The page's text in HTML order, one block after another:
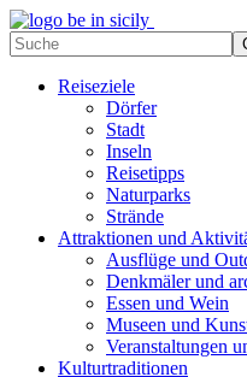
Reiseziele
Dörfer
Stadt
Inseln
Reisetipps
Naturparks
Strände
Attraktionen und
Ausflüge und
Denkmäler und
Essen und Wein
Museen und
Veranstaltungen
Kulturtraditionen